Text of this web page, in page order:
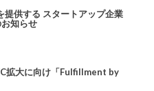
提供する スタートアップ企業
知らせ
拡大に向け「Fulfillment by